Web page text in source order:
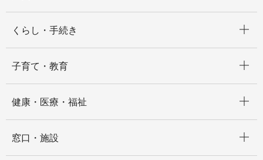
くらし・手続き
子育て・教育
健康・医療・福祉
窓口・施設